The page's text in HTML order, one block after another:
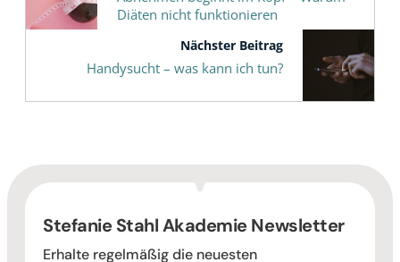
Diäten nicht funktionieren
Nächster Beitrag
Handysucht – was kann ich tun?
Stefanie Stahl Akademie Newsletter
Erhalte regelmäßig die neuesten